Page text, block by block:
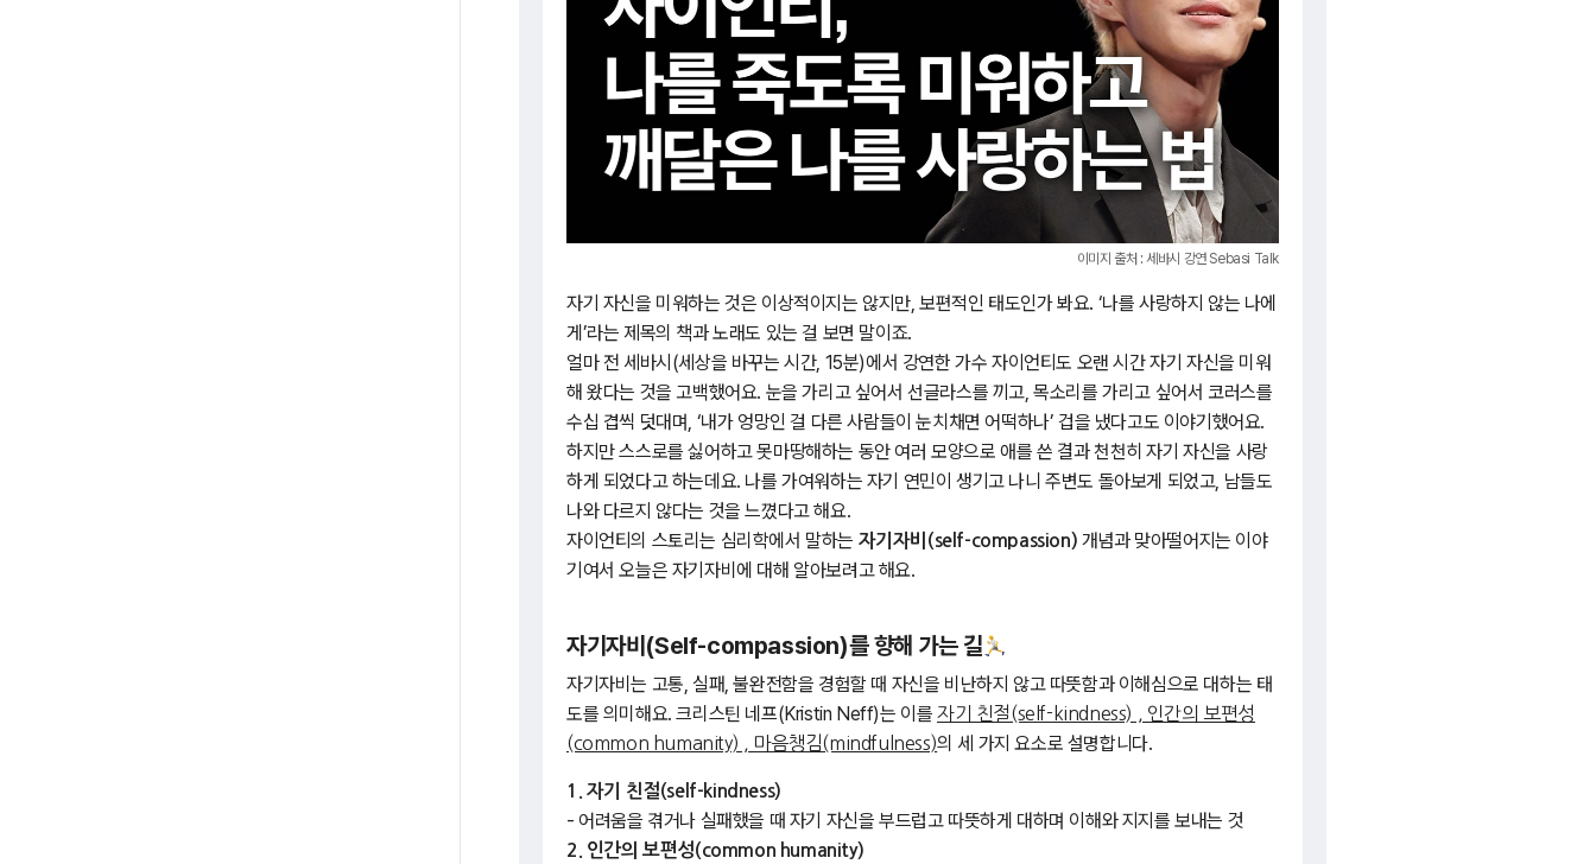
이미지 출처 : 세바시 강연 Sebasi Talk
자기 자신을 미워하는 것은 이상적이지는 않지만, 보편적인 태도인가 봐요. ‘나를 사랑하지 않는 나에
게’라는 제목의 책과 노래도 있는 걸 보면 말이죠.
얼마 전 세바시(세상을 바꾸는 시간, 15분)에서 강연한 가수 자이언티도 오랜 시간 자기 자신을 미워
해 왔다는 것을 고백했어요. 눈을 가리고 싶어서 선글라스를 끼고, 목소리를 가리고 싶어서 코러스를
수십 겹씩 덧대며, ‘내가 엉망인 걸 다른 사람들이 눈치채면 어떡하나’ 겁을 냈다고도 이야기했어요.
하지만 스스로를 싫어하고 못마땅해하는 동안 여러 모양으로 애를 쓴 결과 천천히 자기 자신을 사랑
하게 되었다고 하는데요. 나를 가여워하는 자기 연민이 생기고 나니 주변도 돌아보게 되었고, 남들도
나와 다르지 않다는 것을 느꼈다고 해요.
자이언티의 스토리는 심리학에서 말하는 자기자비(self-compassion) 개념과 맞아떨어지는 이야
기여서 오늘은 자기자비에 대해 알아보려고 해요.
자기자비(Self-compassion)를 향해 가는 길
자기자비는 고통, 실패, 불완전함을 경험할 때 자신을 비난하지 않고 따뜻함과 이해심으로 대하는 태
도를 의미해요. 크리스틴 네프(Kristin Neff)는 이를자기 친절(self-kindness) , 인간의 보편성
(common humanity) , 마음챙김(mindfulness)의 세 가지 요소로 설명합니다.
1. 자기 친절(self-kindness)
- 어려움을 겪거나 실패했을 때 자기 자신을 부드럽고 따뜻하게 대하며 이해와 지지를 보내는 것
2. 인간의 보편성(common humanity)